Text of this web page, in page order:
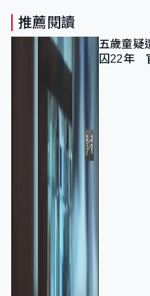
推薦閱讀
五歲童疑
囚22年